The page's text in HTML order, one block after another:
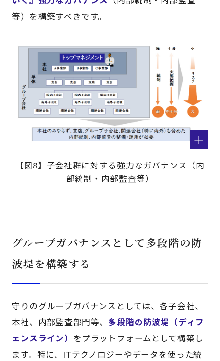
等）を構築すべきです。
【図8】子会社群に対する強力なガバナンス（内
部統制・内部監査等）
グループガバナンスとして多段階の防
波堤を構築する
守りのグループガバナンスとしては、各子会社、
本社、内部監査部門等、 多段階の防波堤（ディフ
ェンスライン） をプラットフォームとして構築し
ます。特に、ITテクノロジーやデータを使った統